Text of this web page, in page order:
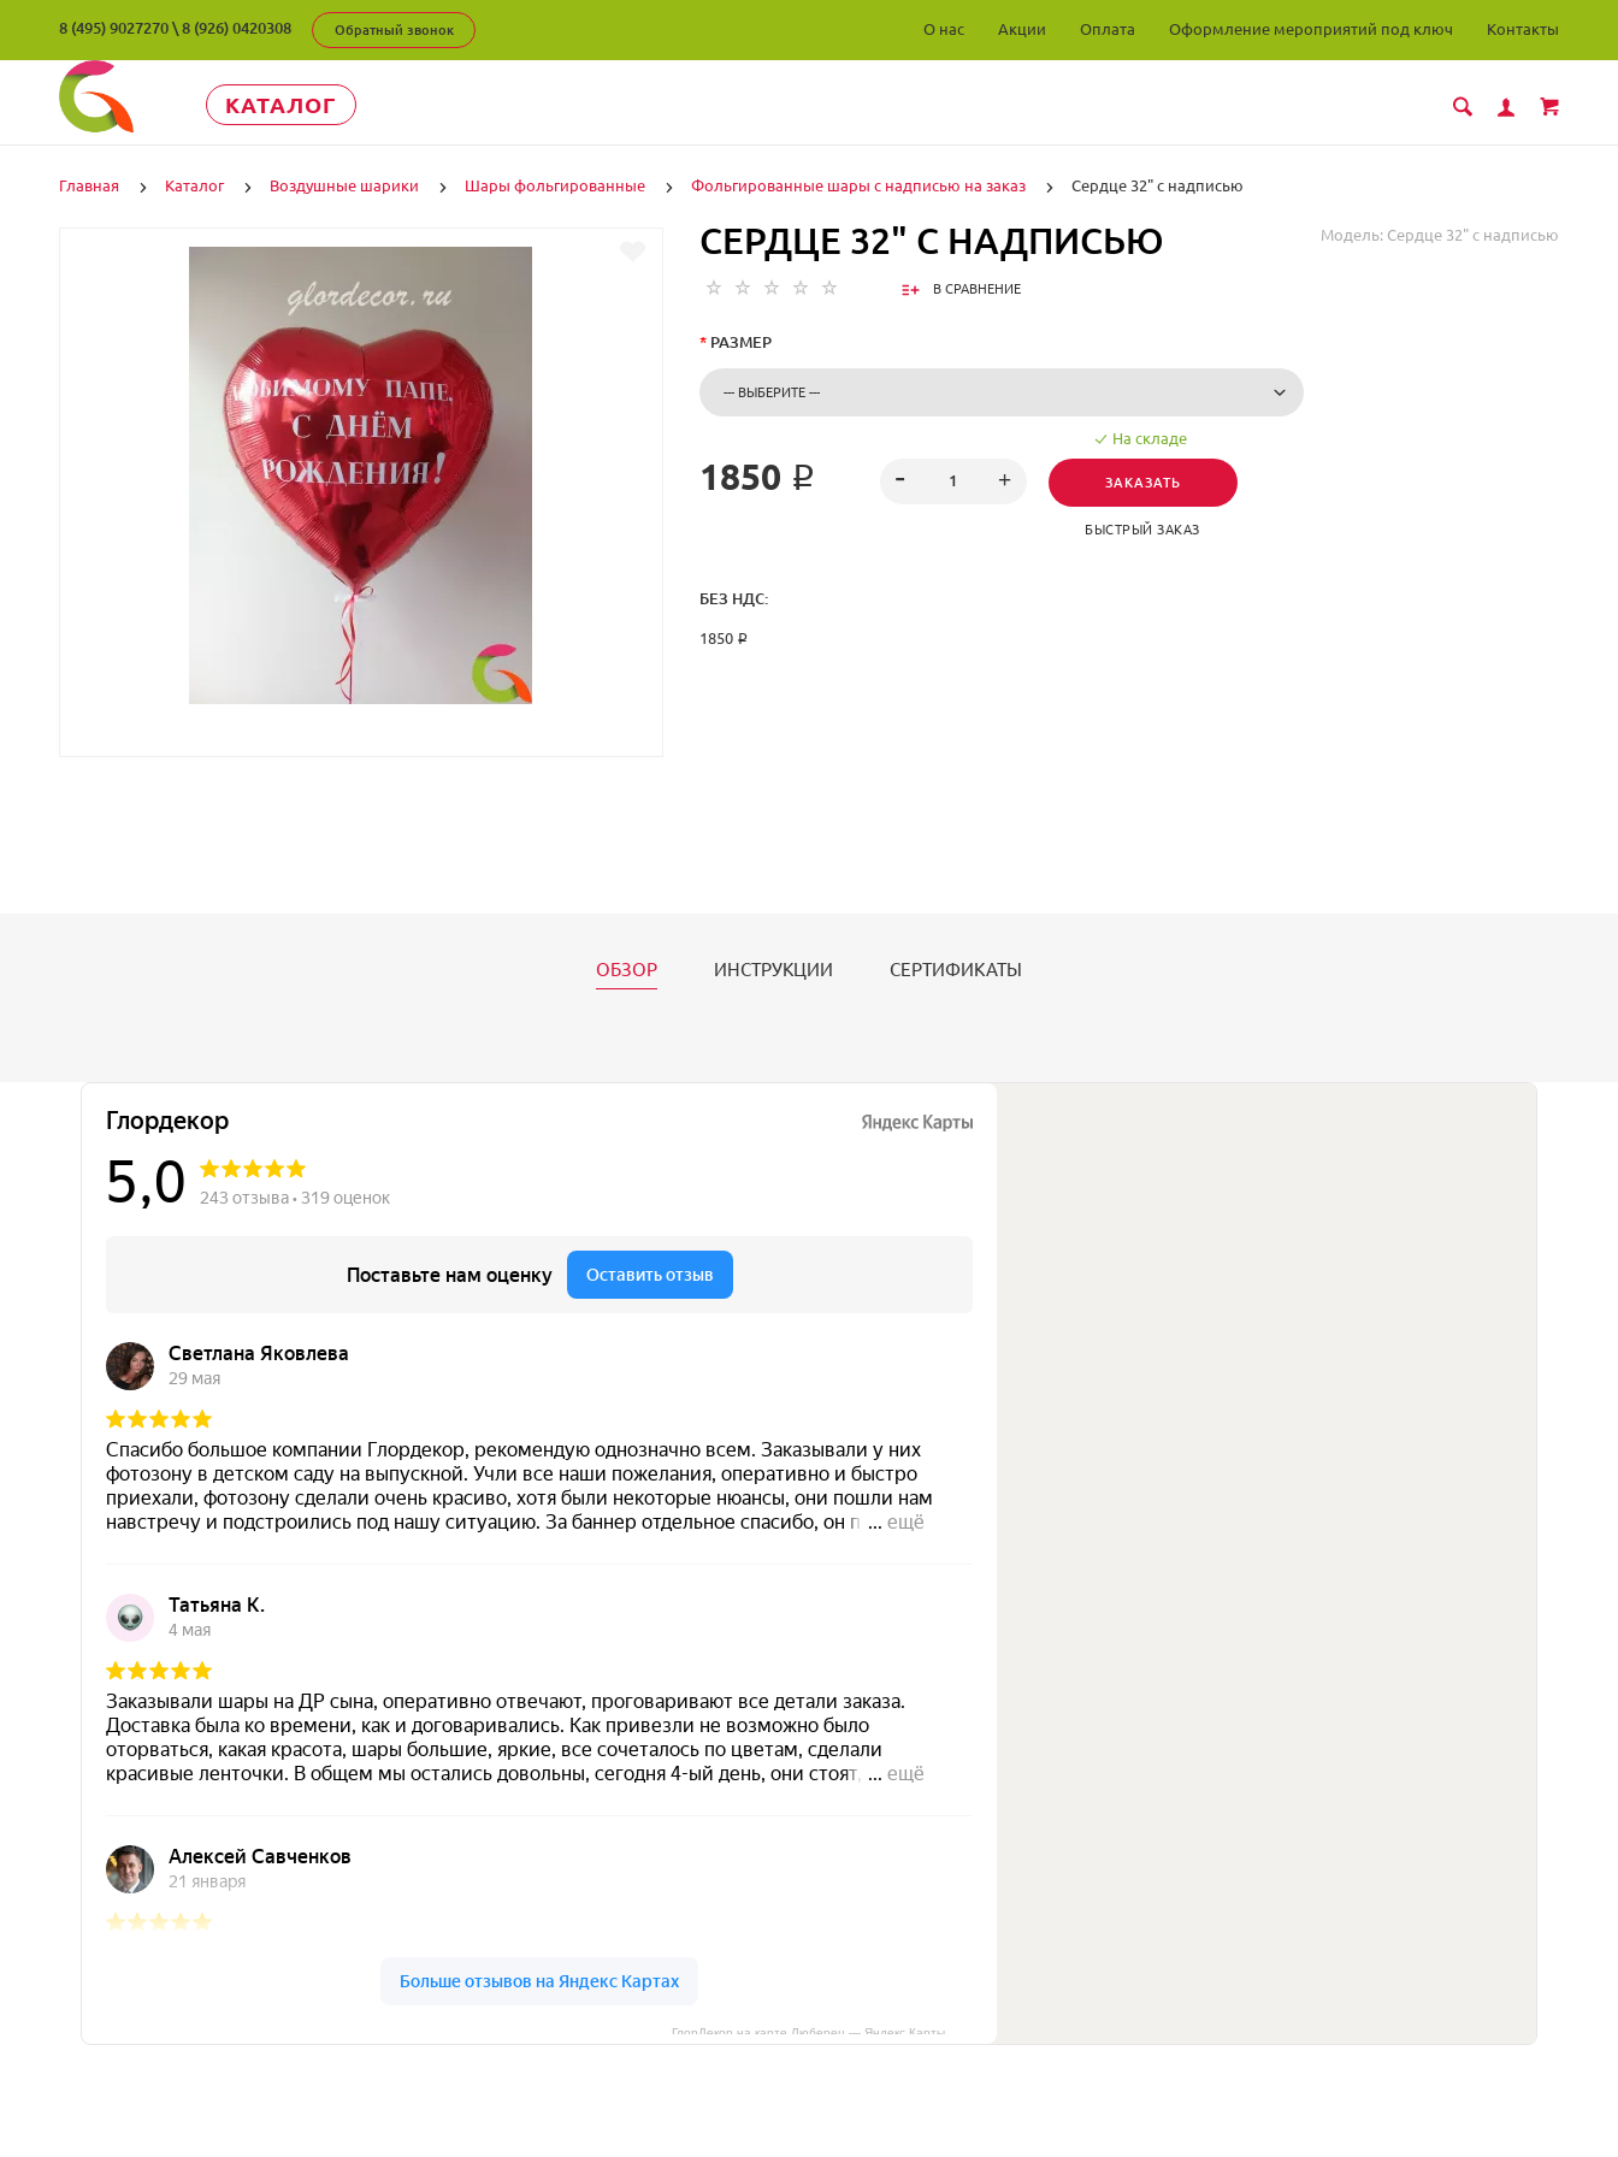
8 (495) 9027270 \ 8 (926) 0420308 Обратный звонок О нас Акции Оплата Оформление мероприятий под ключ Контакты
КАТАЛОГ
Главная Каталог Воздушные шарики Шары фольгированные Фольгированные шары с надписью на заказ Сердце 32" с надписью
Модель: Сердце 32" с надписью
СЕРДЦЕ 32" С НАДПИСЬЮ
В СРАВНЕНИЕ
* РАЗМЕР
1850 ₽
На складе
ЗАКАЗАТЬ
БЫСТРЫЙ ЗАКАЗ
БЕЗ НДС:
1850 ₽
ОБЗОР ИНСТРУКЦИИ СЕРТИФИКАТЫ
ГлорДекор на карте Люберец — Яндекс Карты